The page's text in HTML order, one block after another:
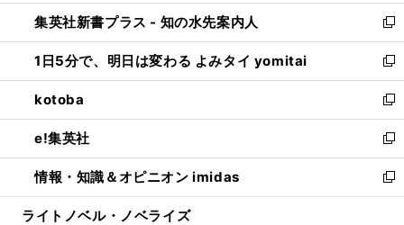
く
ン
ド
ウ
で
開
く
ウ
ィ
ン
ド
ウ
で
開
く
し
い
ウ
ィ
ン
ド
ウ
で
開
く
集英社新書プラス - 知の水先案内人
新
し
い
ウ
ィ
ン
ド
ウ
で
開
1日5分で、明日は変わる よみタイ yomitai
新
し
い
ウ
ィ
ン
ド
ウ
kotoba
新
し
い
ウ
ィ
ン
e!集英社
新
し
い
ウ
情報・知識＆オピニオン imidas
新
し
ライトノベル・ノベライズ